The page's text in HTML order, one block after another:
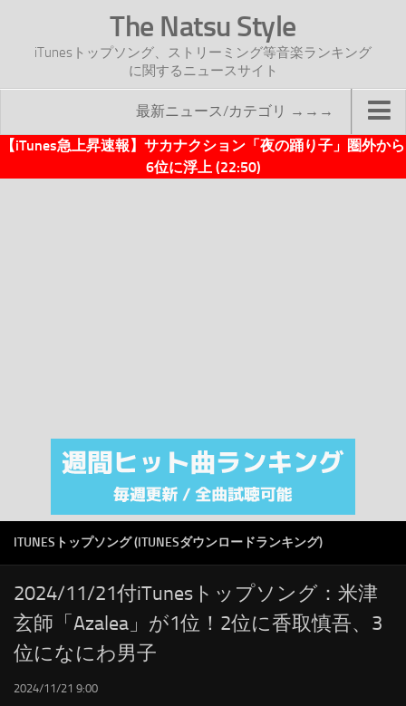
The Natsu Style
iTunesトップソング、ストリーミング等音楽ランキング
に関するニュースサイト
最新ニュース/カテゴリ →→→
TOP
注目カテゴリ
オリジナルiTunes週間トップソング
RSS
LINKS
【iTunes急上昇速報】サカナクション「夜の踊り子」圏外から
6位に浮上 (22:50)
ITUNESトップソング (ITUNESダウンロードランキング)
2024/11/21付iTunesトップソング：米津
玄師「Azalea」が1位！2位に香取慎吾、3
位になにわ男子
2024/11/21 9:00